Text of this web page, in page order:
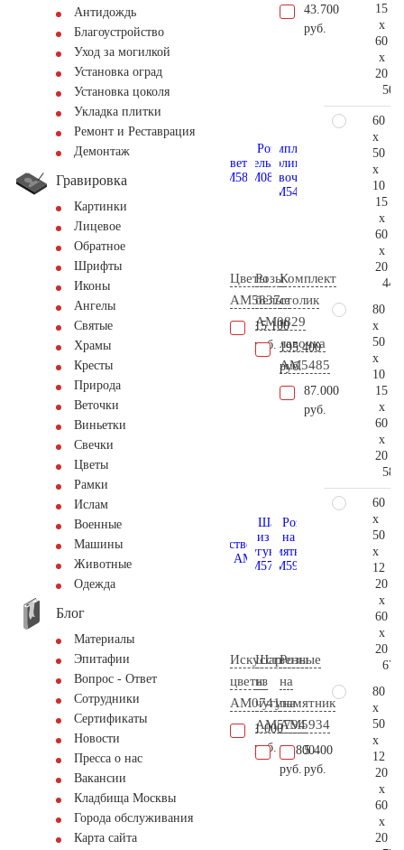
Антидождь
Благоустройство
Уход за могилкой
Установка оград
Установка цоколя
Укладка плитки
Ремонт и Реставрация
Демонтаж
Гравировка
Картинки
Лицевое
Обратное
Шрифты
Иконы
Ангелы
Святые
Храмы
Кресты
Природа
Веточки
Виньетки
Свечки
Цветы
Рамки
Ислам
Военные
Машины
Животные
Одежда
Блог
Материалы
Эпитафии
Вопрос - Ответ
Сотрудники
Сертификаты
Новости
Пресса о нас
Вакансии
Кладбища Москвы
Города обслуживания
Карта сайта
43.700
руб.
Цветы
AM5837
15.100
руб.
Розы
белые
AM0829
195.400
руб.
Комплект
столик
и
лавочка
AM5485
87.000
руб.
Искусственные
цветы
AM0741
1.000
руб.
Шар
из
чугуна
AM5794
25.800
руб.
Розы
на
памятник
AM5934
5.400
руб.
15
x
60
x
20
60
x
50
x
10
15
x
60
x
20
80
x
50
x
10
15
x
60
x
20
60
x
50
x
12
20
x
60
x
20
80
x
50
x
12
20
x
60
x
20